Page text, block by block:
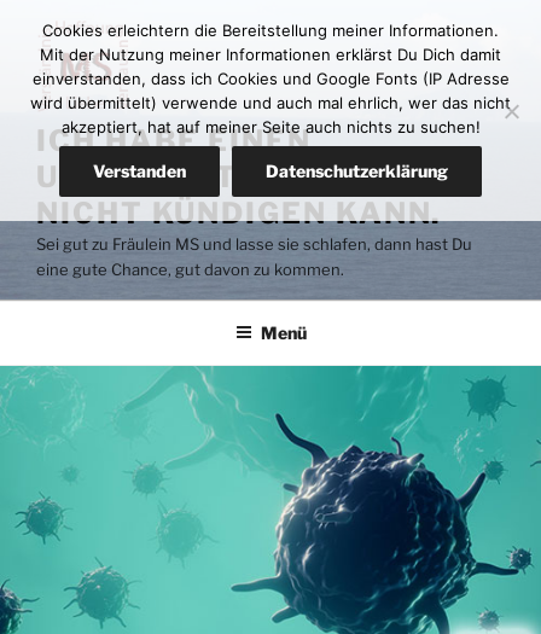
Inhalt
springen
ICH HABE EINEN
UNTERMIETER DEN ICH
NICHT KÜNDIGEN KANN.
Sei gut zu Fräulein MS und lasse sie schlafen, dann hast Du
eine gute Chance, gut davon zu kommen.
Menü
Cookies erleichtern die Bereitstellung meiner Informationen.
Mit der Nutzung meiner Informationen erklärst Du Dich damit
einverstanden, dass ich Cookies und Google Fonts (IP Adresse
wird übermittelt) verwende und auch mal ehrlich, wer das nicht
akzeptiert, hat auf meiner Seite auch nichts zu suchen!
Verstanden Datenschutzerklärung